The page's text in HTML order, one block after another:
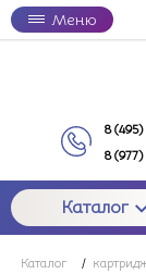
Меню
8
8
Каталог
Каталог /